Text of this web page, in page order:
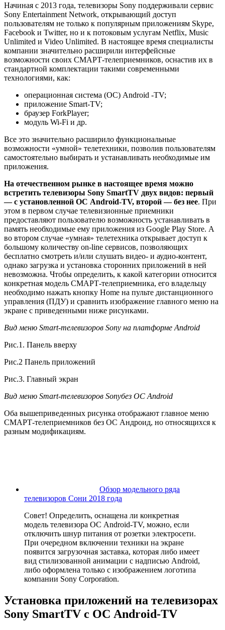
Начиная с 2013 года, телевизоры Sony поддерживали сервис
Sony Entertainment Network, открывающий доступ
пользователям не только к популярным приложениям Skype,
Facebook и Twitter, но и к потоковым услугам Netflix, Music
Unlimited и Video Unlimited. В настоящее время специалисты
компании значительно расширили интерфейсные
возможности своих СМАРТ-телеприемников, оснастив их в
стандартной комплектации такими современными
технологиями, как:
операционная система (ОС) Android -TV;
приложение Smart-TV;
браузер ForkPlayer;
модуль Wi-Fi и др.
Все это значительно расширило функциональные
возможности «умной» телетехники, позволив пользователям
самостоятельно выбирать и устанавливать необходимые им
приложения.
На отечественном рынке в настоящее время можно
встретить телевизоры Sony SmartTV двух видов: первый
— с установленной ОС Android-TV, второй — без нее. При
этом в первом случае телевизионные приемники
предоставляют пользователю возможность устанавливать в
память необходимые ему приложения из Google Play Store. А
во втором случае «умная» телетехника открывает доступ к
большому количеству on-line сервисов, позволяющих
бесплатно смотреть и/или слушать видео- и аудио-контент,
однако загрузка и установка сторонних приложений в ней
невозможна. Чтобы определить, к какой категории относится
конкретная модель СМАРТ-телеприемника, его владельцу
необходимо нажать кнопку Home на пульте дистанционного
управления (ПДУ) и сравнить изображение главного меню на
экране с приведенными ниже рисунками.
Вид меню Smart-телевизоров Sony на платформе Android
Рис.1. Панель вверху
Рис.2 Панель приложений
Рис.3. Главный экран
Вид меню Smart-телевизоров Sonyбез ОС Android
Оба вышеприведенных рисунка отображают главное меню
СМАРТ-телеприемников без ОС Андроид, но относящихся к
разным модификациям.
Обзор модельного ряда
телевизоров Сони 2018 года
Совет! Определить, оснащена ли конкретная
модель телевизора ОС Android-TV, можно, если
отключить шнур питания от розетки электросети.
При очередном включении техники на экране
появится загрузочная заставка, которая либо имеет
вид стилизованной анимации с надписью Android,
либо оформлена только с изображением логотипа
компании Sony Corporation.
Установка приложений на телевизорах
Sony SmartTV с ОС Android-TV